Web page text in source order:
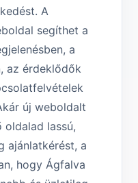
A
segíthet a
a
az érdeklődők
új weboldalt
oldalad lassú,
ajánlatkérést, a
hogy Ágfalva